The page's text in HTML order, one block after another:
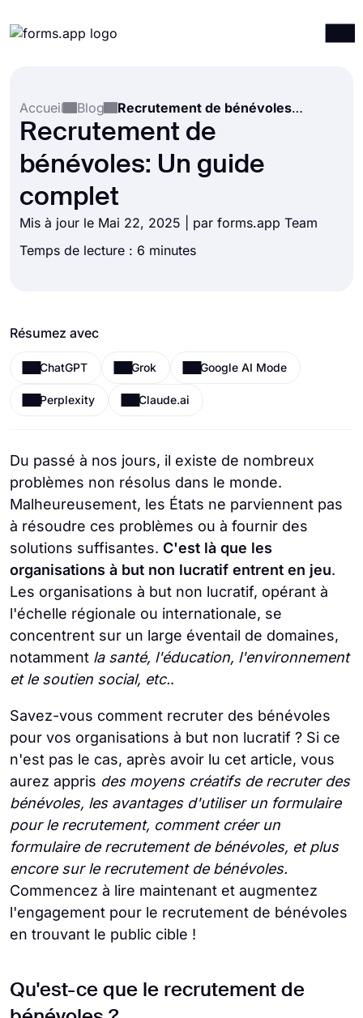
Intégrations
Modèles
Ressources
Tarification
Accueil
Blog Recrutement de bénévoles: Un guide complet
Recrutement de
bénévoles: Un guide
complet
Mis à jour le Mai 22, 2025 | par forms.app Team
Temps de lecture : 6 minutes
Résumez avec
ChatGPT Grok Google AI Mode
Perplexity Claude.ai
Du passé à nos jours, il existe de nombreux
problèmes non résolus dans le monde.
Malheureusement, les États ne parviennent pas
à résoudre ces problèmes ou à fournir des
solutions suffisantes. C'est là que les
organisations à but non lucratif entrent en jeu.
Les organisations à but non lucratif, opérant à
l'échelle régionale ou internationale, se
concentrent sur un large éventail de domaines,
notamment la santé, l'éducation, l'environnement
et le soutien social, etc..
Savez-vous comment recruter des bénévoles
pour vos organisations à but non lucratif ? Si ce
n'est pas le cas, après avoir lu cet article, vous
aurez appris des moyens créatifs de recruter des
bénévoles, les avantages d'utiliser un formulaire
pour le recrutement, comment créer un
formulaire de recrutement de bénévoles, et plus
encore sur le recrutement de bénévoles.
Commencez à lire maintenant et augmentez
l'engagement pour le recrutement de bénévoles
en trouvant le public cible !
Qu'est-ce que le recrutement de